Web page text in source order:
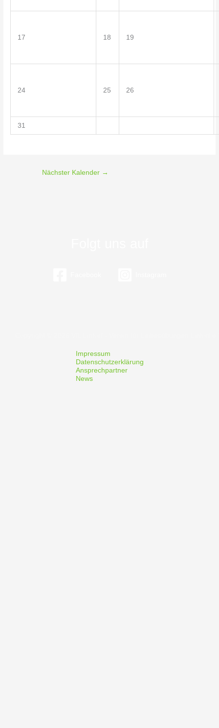
17 18 19
24 25 26
31
Nächster Kalender →
Impressum
Datenschutzerklärung
Ansprechpartner
News